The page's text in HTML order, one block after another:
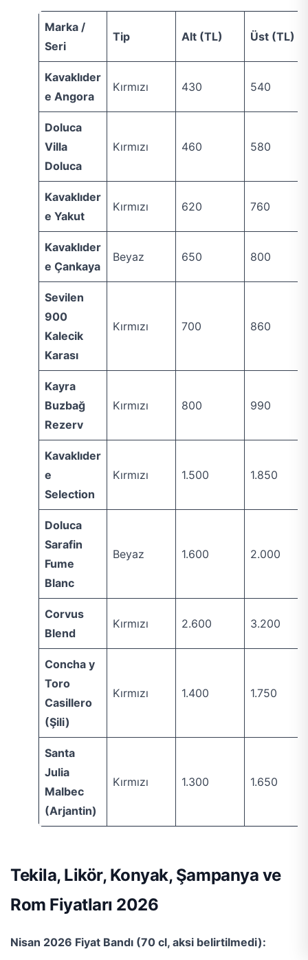
Marka /
Seri
Tip Alt (TL) Üst (TL)
Kavaklıder
e Angora
Kırmızı 430 540
Doluca
Villa
Doluca
Kırmızı 460 580
Kavaklıder
e Yakut
Kırmızı 620 760
Kavaklıder
e Çankaya
Beyaz 650 800
Sevilen
900
Kalecik
Karası
Kırmızı 700 860
Kayra
Buzbağ
Rezerv
Kırmızı 800 990
Kavaklıder
e
Selection
Kırmızı 1.500 1.850
Doluca
Sarafin
Fume
Blanc
Beyaz 1.600 2.000
Corvus
Blend
Kırmızı 2.600 3.200
Concha y
Toro
Casillero
(Şili)
Kırmızı 1.400 1.750
Santa
Julia
Malbec
(Arjantin)
Kırmızı 1.300 1.650
Tekila, Likör, Konyak, Şampanya ve
Rom Fiyatları 2026
Nisan 2026 Fiyat Bandı (70 cl, aksi belirtilmedi):